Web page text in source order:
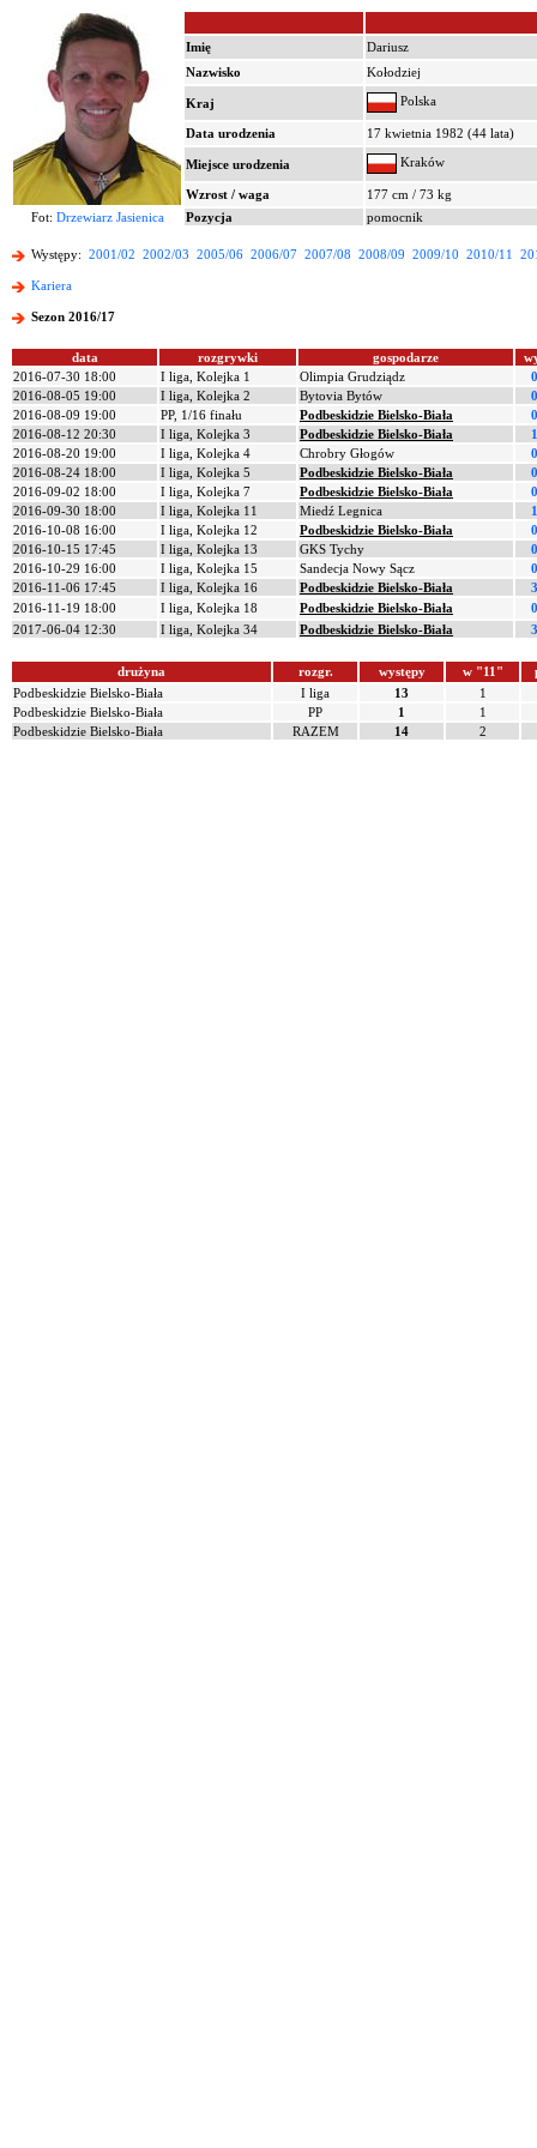
Imię
Dariusz
Nazwisko
Kołodziej
Kraj Polska
Data urodzenia 17 kwietnia 1982 (44 lata)
Miejsce urodzenia Kraków
Wzrost / waga
177 cm / 73 kg
Fot: Drzewiarz Jasienica Pozycja pomocnik
Występy: 2001/02 2002/03 2005/06 2006/07 2007/08 2008/09 2009/10 2010/11
Kariera
Sezon 2016/17
data rozgrywki gospodarze
2016-07-30 18:00
I liga, Kolejka 1 Olimpia Grudziądz
2016-08-05 19:00
I liga, Kolejka 2 Bytovia Bytów
2016-08-09 19:00
PP, 1/16 finału Podbeskidzie Bielsko-Biała
2016-08-12 20:30
I liga, Kolejka 3 Podbeskidzie Bielsko-Biała
2016-08-20 19:00
I liga, Kolejka 4 Chrobry Głogów
2016-08-24 18:00
I liga, Kolejka 5 Podbeskidzie Bielsko-Biała
2016-09-02 18:00
I liga, Kolejka 7 Podbeskidzie Bielsko-Biała
2016-09-30 18:00
I liga, Kolejka 11 Miedź Legnica
2016-10-08 16:00
I liga, Kolejka 12 Podbeskidzie Bielsko-Biała
2016-10-15 17:45
I liga, Kolejka 13 GKS Tychy
2016-10-29 16:00
I liga, Kolejka 15 Sandecja Nowy Sącz
2016-11-06 17:45
I liga, Kolejka 16 Podbeskidzie Bielsko-Biała
2016-11-19 18:00
I liga, Kolejka 18 Podbeskidzie Bielsko-Biała
2017-06-04 12:30
I liga, Kolejka 34 Podbeskidzie Bielsko-Biała
drużyna rozgr. występy w "11"
Podbeskidzie Bielsko-Biała
I liga 13
1
Podbeskidzie Bielsko-Biała
PP 1
1
Podbeskidzie Bielsko-Biała
RAZEM 14 2